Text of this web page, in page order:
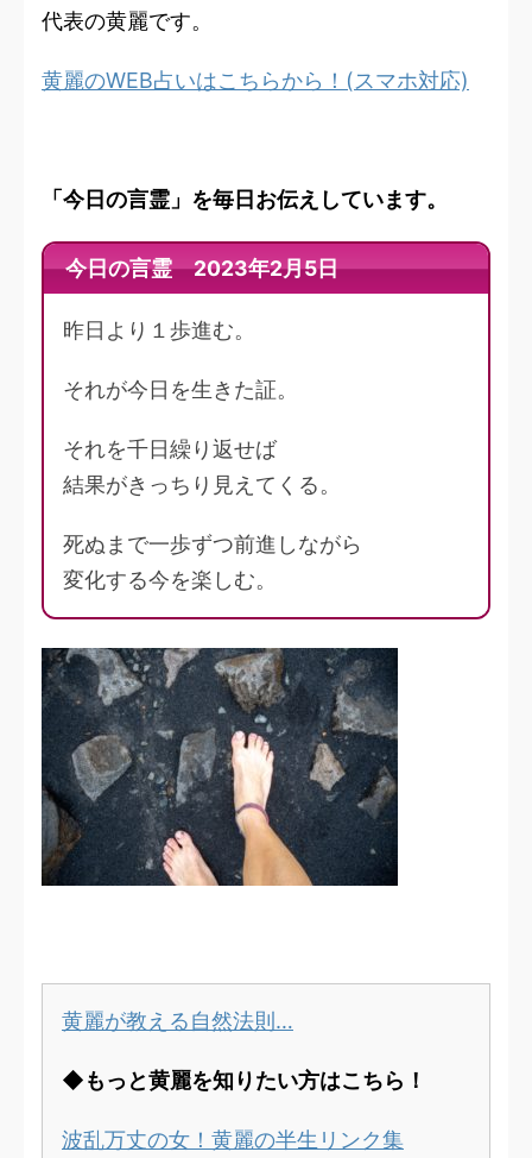
代表の黄麗です。
黄麗のWEB占いはこちらから！(スマホ対応)
「今日の言霊」を毎日お伝えしています。
今日の言霊 2023年2月5日
昨日より１歩進む。
それが今日を生きた証。
それを千日繰り返せば
結果がきっちり見えてくる。
死ぬまで一歩ずつ前進しながら
変化する今を楽しむ。
黄麗が教える自然法則…
◆もっと黄麗を知りたい方はこちら！
波乱万丈の女！黄麗の半生リンク集